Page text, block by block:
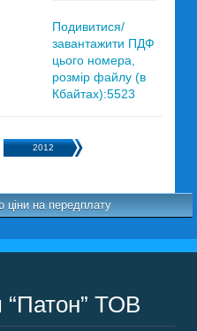
Подивитися/
завантажити ПДФ
цього номера,
розмір файлу (в
Кбайтах):5523
2012
ціни на передплату
“Патон” ТОВ